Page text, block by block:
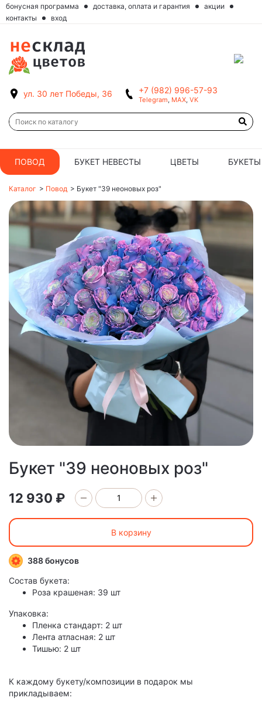
бонусная программа доставка, оплата и гарантия
акции
контакты
вход
ул. 30 лет Победы, 36 +7 (982) 996-57-93
Telegram, MAX, VK
ПОВОД БУКЕТ НЕВЕСТЫ ЦВЕТЫ БУКЕТЫ
Каталог > Повод > Букет "39 неоновых роз"
Букет "39 неоновых роз"
12 930 ₽
В корзину
388 бонусов
Состав букета:
Роза крашеная: 39 шт
Упаковка:
Пленка стандарт: 2 шт
Лента атласная: 2 шт
Тишью: 2 шт
К каждому букету/композиции в подарок мы
прикладываем: